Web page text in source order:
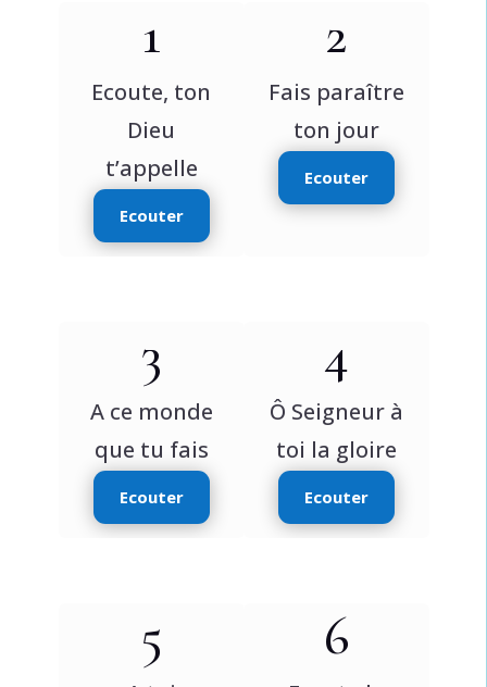
1
Ecoute, ton
Dieu
t’appelle
Ecouter
2
Fais paraître
ton jour
Ecouter
3
A ce monde
que tu fais
Ecouter
4
Ô Seigneur à
toi la gloire
Ecouter
5 6